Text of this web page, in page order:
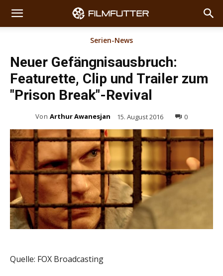
Serien-News
Neuer Gefängnisausbruch:
Featurette, Clip und Trailer zum
"Prison Break"-Revival
Von Arthur Awanesjan 15. August 2016 0
Quelle: FOX Broadcasting